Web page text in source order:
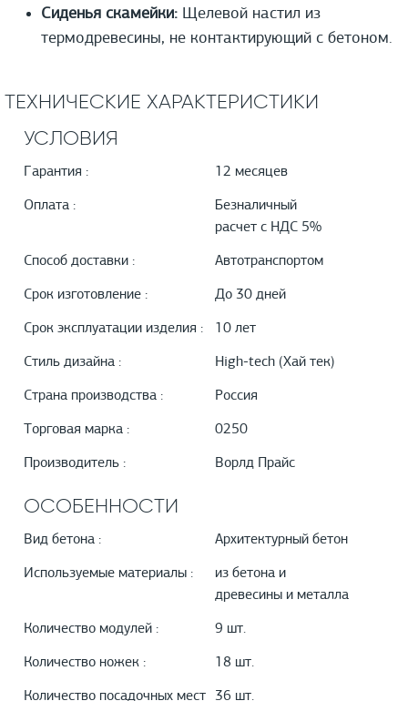
Сиденья скамейки: Щелевой настил из
термодревесины, не контактирующий с бетоном.
ТЕХНИЧЕСКИЕ ХАРАКТЕРИСТИКИ
УСЛОВИЯ
Гарантия : 12 месяцев
Оплата :
Безналичный
расчет с НДС 5%
Способ доставки : Автотранспортом
Срок изготовление : До 30 дней
Срок эксплуатации изделия : 10 лет
Стиль дизайна : High-tech (Хай тек)
Страна производства : Россия
Торговая марка : 0250
Производитель : Ворлд Прайс
ОСОБЕННОСТИ
Вид бетона : Архитектурный бетон
Используемые материалы :
из бетона и
древесины и металла
Количество модулей : 9 шт.
Количество ножек : 18 шт.
Количество посадочных мест 36 шт.